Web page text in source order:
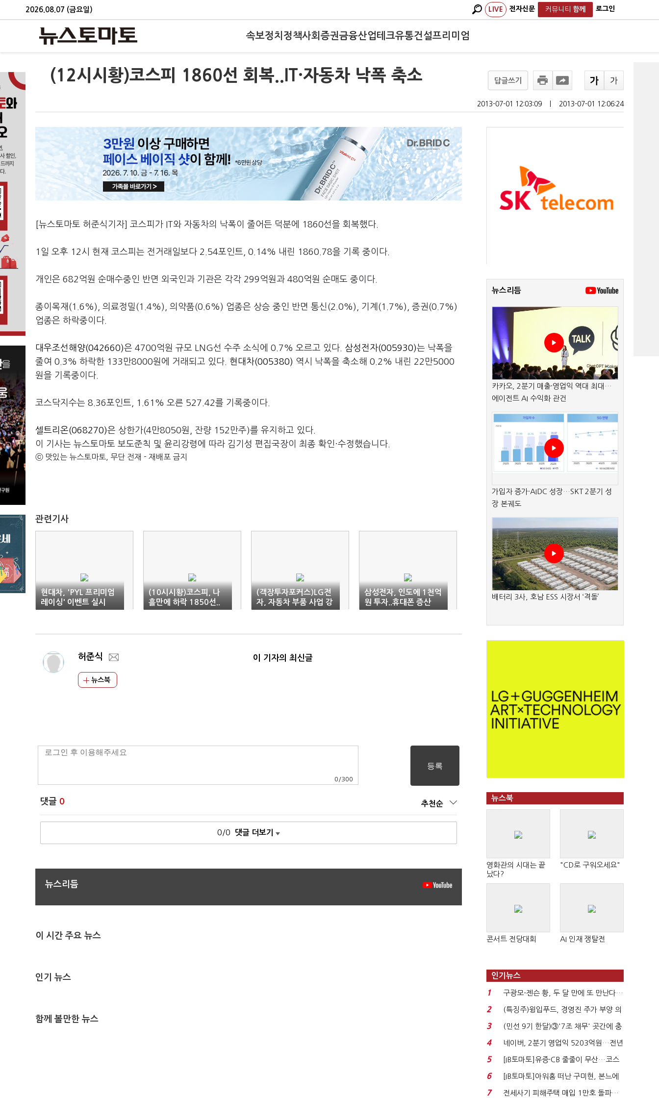
2026.08.07 (금요일) LIVE 전자신문 커뮤니티 함께 로그인
속보정치 정책사회 증권금융산업테크유통건설프리미엄
(12시시황)코스피 1860선 회복..IT·자동차 낙폭 축소 답글쓰기
2013-07-01 12:03:09 2013-07-01 12:06:24
[뉴스토마토 허준식기자] 코스피가 IT와 자동차의 낙폭이 줄어든 덕분에 1860선을 회복했다.
1일 오후 12시 현재 코스피는 전거래일보다 2.54포인트, 0.14% 내린 1860.78을 기록 중이다.
개인은 682억원 순매수중인 반면 외국인과 기관은 각각 299억원과 480억원 순매도 중이다.
종이목재(1.6%), 의료정밀(1.4%), 의약품(0.6%) 업종은 상승 중인 반면 통신(2.0%), 기계(1.7%), 증권(0.7%)
업종은 하락중이다.
대우조선해양(042660)은 4700억원 규모 LNG선 수주 소식에 0.7% 오르고 있다. 삼성전자(005930)는 낙폭을
줄여 0.3% 하락한 133만8000원에 거래되고 있다. 현대차(005380) 역시 낙폭을 축소해 0.2% 내린 22만5000
원을 기록중이다.
코스닥지수는 8.36포인트, 1.61% 오른 527.42를 기록중이다.
셀트리온(068270)은 상한가(4만8050원, 잔량 152만주)를 유지하고 있다.
이 기사는 뉴스토마토 보도준칙 및 윤리강령에 따라 김기성 편집국장이 최종 확인·수정했습니다.
ⓒ 맛있는 뉴스토마토, 무단 전재 - 재배포 금지
관련기사
현대차, 'PYL 프리미엄
레이싱' 이벤트 실시
(10시시황)코스피, 나
흘만에 하락 1850선..
바이오주↑
(객장투자포커스)LG전
자, 자동차 부품 사업 강
화
삼성전자, 인도에 1천억
원 투자..휴대폰 증산
허준식
뉴스북
이 기자의 최신글
0 /300
댓글 0 추천순
0/0 댓글 더보기
뉴스리듬
이 시간 주요 뉴스
인기 뉴스
함께 볼만한 뉴스
뉴스리듬
카카오, 2분기 매출·영업익 역대 최대…
에이전트 AI 수익화 관건
가입자 증가·AIDC 성장…SKT 2분기 성
장 본궤도
배터리 3사, 호남 ESS 시장서 ‘격돌’
뉴스북
영화관의 시대는 끝
났다?
"CD로 구워오세요"
콘서트 전당대회 AI 인재 쟁탈전
인기뉴스
1
구광모-젠슨 황, 두 달 만에 또 만난다…
로봇·AI 등 논...
2
(특징주)윙입푸드, 경영진 주가 부양 의
지에 상한가...
3
(민선 9기 한달)③'7조 채무' 곳간에 충
격…추미애, 20년...
4
네이버, 2분기 영업익 5203억원…전년
비 0.2% 감소...
5
[IB토마토]유증·CB 줄줄이 무산…코스
닥 벌점 급증에 ...
6
[IB토마토]아워홈 떠난 구미현, 본느에
340억 베팅…가...
7 전세사기 피해주택 매입 1만호 돌파…